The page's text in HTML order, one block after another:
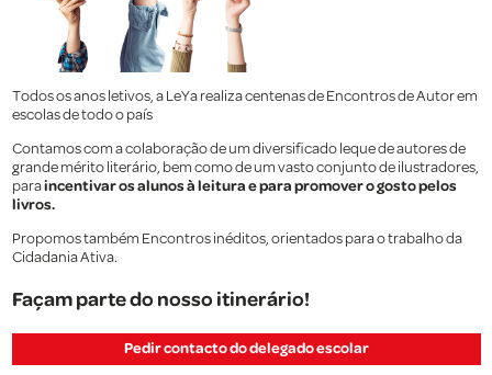
Todos os anos letivos, a LeYa realiza centenas de Encontros de Autor em
escolas de todo o país
Contamos com a colaboração de um diversificado leque de autores de
grande mérito literário, bem como de um vasto conjunto de ilustradores,
paraincentivar os alunos à leitura e para promover o gosto pelos
livros.
Propomos também Encontros inéditos, orientados para o trabalho da
Cidadania Ativa.
Façam parte do nosso itinerário!
Pedir contacto do delegado escolar